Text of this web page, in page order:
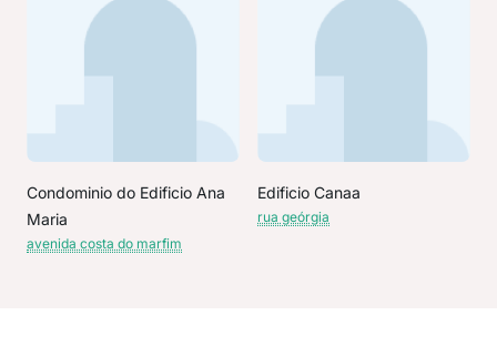
Condominio do Edificio Ana
Maria
avenida costa do marfim
Edificio Canaa
rua geórgia